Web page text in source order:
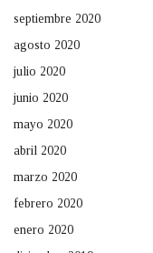
septiembre 2020
agosto 2020
julio 2020
junio 2020
mayo 2020
abril 2020
marzo 2020
febrero 2020
enero 2020